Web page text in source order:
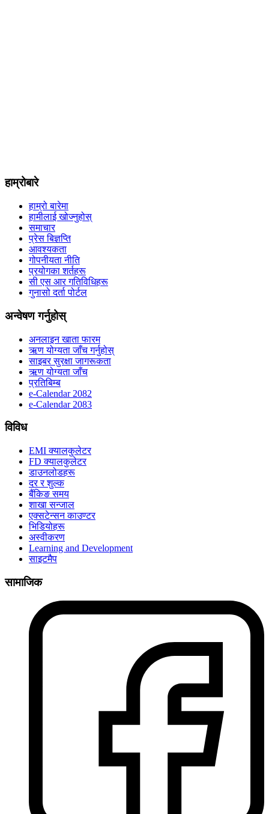
हाम्रोबारे
हाम्रो बारेमा
हामीलाई खोज्नुहोस्
समाचार
प्रेस बिज्ञप्ति
आवश्यकता
गोपनीयता नीति
प्रयोगका शर्तहरू
सी एस आर गतिविधिहरू
गुनासो दर्ता पोर्टल
अन्वेषण गर्नुहोस्
अनलाइन खाता फारम
ऋण योग्यता जाँच गर्नुहोस्
साइबर सुरक्षा जागरूकता
ऋण योग्यता जाँच
प्रतिबिम्ब
e-Calendar 2082
e-Calendar 2083
विविध
EMI क्यालकुलेटर
FD क्यालकुलेटर
डाउनलोडहरू
दर र शुल्क
बैंकिङ समय
शाखा सन्जाल
एक्सटेन्सन काउण्टर
भिडियोहरू
अस्वीकरण
Learning and Development
साइटमैप
सामाजिक